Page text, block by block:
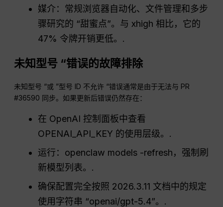
媒介：常规浏览器自动化、文件管理和多步
骤研究的 “甜蜜点”。与 xhigh 相比，它的
47% 令牌开销更低。.
未知型号 “错误的故障排除
未知型号 “或 ”型号 ID 不允许 “错误通常是由于无法与 PR
#36590 同步。如果更新后错误仍然存在：
在 OpenAI 控制面板中查看
OPENAI_API_KEY 的使用层级。.
运行：openclaw models -refresh，强制刷
新模型列表。.
确保配置完全按照 2026.3.11 文档中的规定
使用字符串 “openai/gpt-5.4”。.